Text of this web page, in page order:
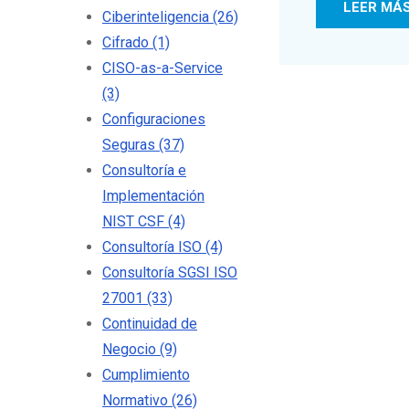
Ciberinteligencia (26)
Cifrado (1)
CISO-as-a-Service
(3)
Configuraciones
Seguras (37)
Consultoría e
Implementación
NIST CSF (4)
Consultoría ISO (4)
Consultoría SGSI ISO
27001 (33)
Continuidad de
Negocio (9)
Cumplimiento
Normativo (26)
LEER